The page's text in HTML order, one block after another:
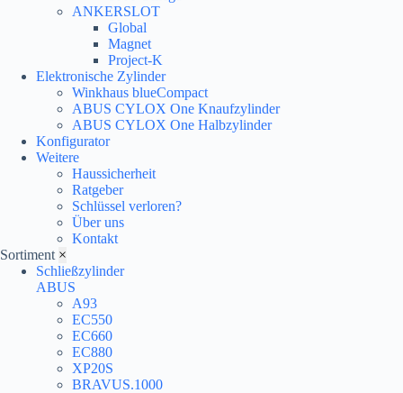
ANKERSLOT
Global
Magnet
Project-K
Elektronische Zylinder
Winkhaus blueCompact
ABUS CYLOX One Knaufzylinder
ABUS CYLOX One Halbzylinder
Konfigurator
Weitere
Haussicherheit
Ratgeber
Schlüssel verloren?
Über uns
Kontakt
Sortiment ×
Schließzylinder
ABUS
A93
EC550
EC660
EC880
XP20S
BRAVUS.1000